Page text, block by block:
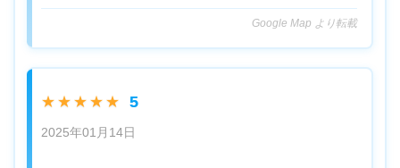
Google Map より転載
★★★★★ 5
2025年01月14日